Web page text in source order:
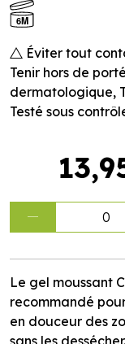
6M
Éviter tout
Tenir hors de
dermatologique,
Testé sous
13,
0
Le gel moussant
recommandé
en douceur des
sans les